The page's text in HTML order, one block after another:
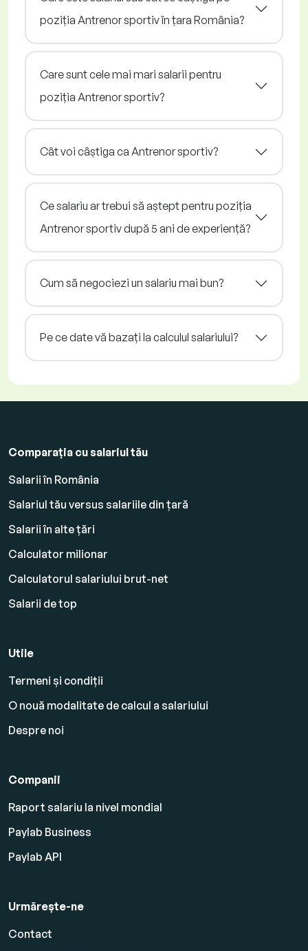
poziția Antrenor sportiv în țara România?
Care sunt cele mai mari salarii pentru
poziția Antrenor sportiv?
Cât voi câștiga ca Antrenor sportiv?
Ce salariu ar trebui să aștept pentru poziția
Antrenor sportiv după 5 ani de experiență?
Cum să negociezi un salariu mai bun?
Pe ce date vă bazați la calculul salariului?
Comparația cu salariul tău
Salarii în România
Salariul tău versus salariile din țară
Salarii în alte țări
Calculator milionar
Calculatorul salariului brut-net
Salarii de top
Utile
Termeni și condiții
O nouă modalitate de calcul a salariului
Despre noi
Companii
Raport salariu la nivel mondial
Paylab Business
Paylab API
Urmărește-ne
Contact